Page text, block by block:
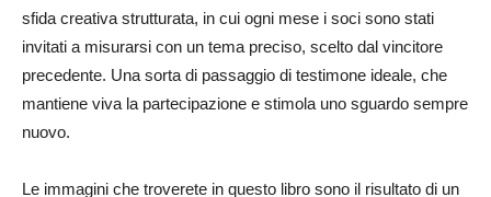
sfida creativa strutturata, in cui ogni mese i soci sono stati
invitati a misurarsi con un tema preciso, scelto dal vincitore
precedente. Una sorta di passaggio di testimone ideale, che
mantiene viva la partecipazione e stimola uno sguardo sempre
nuovo.
Le immagini che troverete in questo libro sono il risultato di un